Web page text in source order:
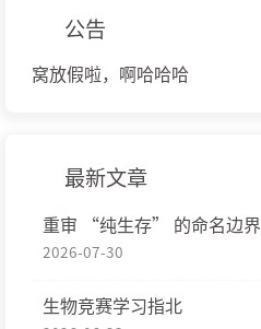
公告
窝放假啦，啊哈哈哈
最新文章
重审 “纯生存” 的命名边界
2026-07-30
生物竞赛学习指北